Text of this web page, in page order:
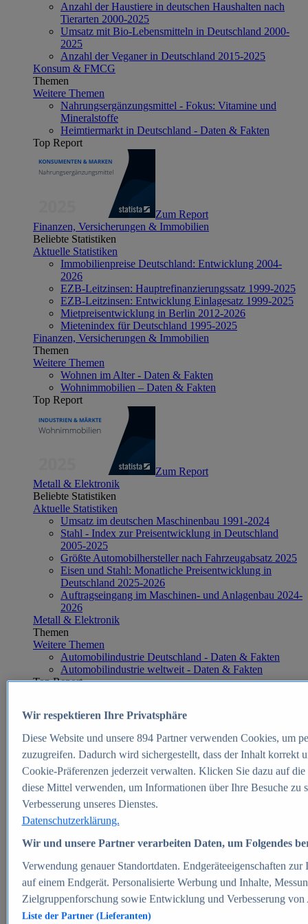
Anzahl der Haustiere in deutschen Haushalten nach
Tierarten 2000-2025
Umsatz mit Bio-Lebensmitteln in Deutschland 2000-
2025
Anzahl der Veganer in Deutschland 2015-2025
Konsum & FMCG
Themen
Weitere Themen
Nahrungsergänzungsmittel - Fokus: Vitamine und
Mineralstoffe
Heimtiermarkt in Deutschland - Daten & Fakten
Top Report
Zum Report
Finanzen, Versicherungen & Immobilien
Beliebte Statistiken
Aktuelle Statistiken
Immobilienpreise Deutschland: Entwicklung 2004-
2026
EZB-Leitzinsen: Hauptrefinanzierungssatz 1999-2025
EZB-Leitzinsen: Entwicklung Einlagesatz 1999-2025
Mietpreisentwicklung in Berlin 2012-2026
Mietenindex für Deutschland 1995-2025
Finanzen, Versicherungen & Immobilien
Themen
Weitere Themen
Wohnen im Alter - Daten & Fakten
Wohnimmobilien – Daten & Fakten
Top Report
Zum Report
Metall & Elektronik
Beliebte Statistiken
Aktuelle Statistiken
Umsatz im deutschen Maschinenbau 1991-2024
Stahl - Index zur Preisentwicklung in Deutschland
2005-2025
Größte Automobilhersteller nach Fahrzeugabsatz 2025
Eisen und Stahl: Monatliche Preisentwicklung in
Deutschland 2025-2026
Auftragseingang im Maschinen- und Anlagenbau 2024-
2026
Metall & Elektronik
Themen
Weitere Themen
Automobilindustrie Deutschland - Daten & Fakten
Automobilindustrie weltweit - Daten & Fakten
Top Report
Zum Report
E-commerce
Beliebte Statistiken
Aktuelle Statistiken
E-Commerce - Entwicklung des Umsatzes in
Deutschland 1999-2025
Umsatz von Amazon in Deutschland und weltweit
2010-2025
B2C-E-Commerce: Top-50 Online Shops in
Deutschland 2024
Marktanteile von Online-Zahlungsverfahren in
Deutschland 2024
Umsatzstarke Warengruppen im Online-Handel in
Deutschland 2023-2025
Wir respektieren Ihre Privatsphäre
Diese Website und unsere 894Partner verwenden Cookies, um
zuzugreifen. Dadurch wird sichergestellt, dass der Inhalt korrekt
Cookie-Präferenzen jederzeit verwalten. Klicken Sie dazu auf
diese Mittel verwenden, um Informationen über Ihre Besuche
Verbesserung unseres Dienstes.
Datenschutzerklärung.
Wir und unsere Partner verarbeiten Daten, um Folgendes
Verwendung genauer Standortdaten. Endgeräteeigenschaften
auf einem Endgerät. Personalisierte Werbung und Inhalte,
Zielgruppenforschung sowie Entwicklung und Verbesserung von
Liste der Partner (Lieferanten)